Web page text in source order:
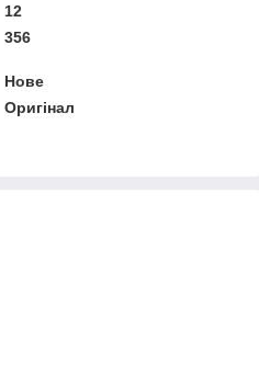
12
356
Нове
Оригінал